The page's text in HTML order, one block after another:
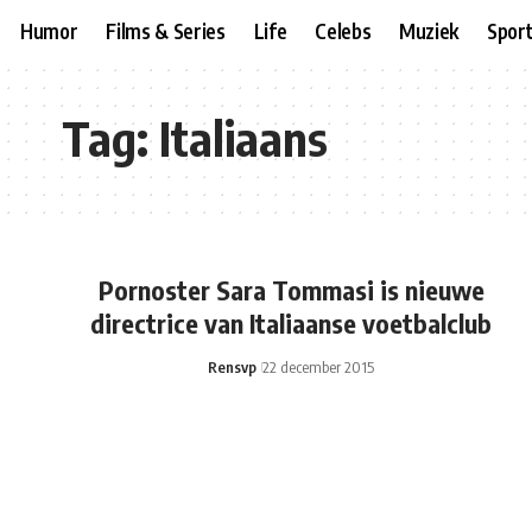
Humor Films & Series Life Celebs Muziek
Tag:Italiaans
Pornoster Sara Tommasi is nieuwe
directrice van Italiaanse voetbalclub
Rensvp 22 december 2015